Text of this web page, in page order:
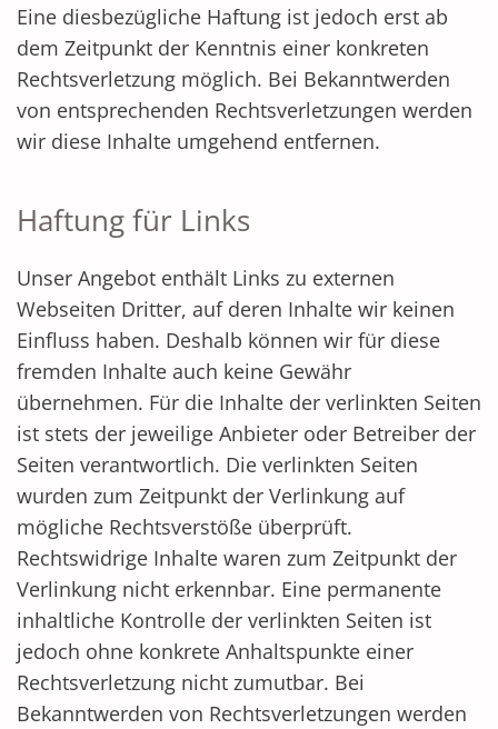
Eine diesbezügliche Haftung ist jedoch erst ab
dem Zeitpunkt der Kenntnis einer konkreten
Rechtsverletzung möglich. Bei Bekanntwerden
von entsprechenden Rechtsverletzungen werden
wir diese Inhalte umgehend entfernen.
Haftung für Links
Unser Angebot enthält Links zu externen
Webseiten Dritter, auf deren Inhalte wir keinen
Einfluss haben. Deshalb können wir für diese
fremden Inhalte auch keine Gewähr
übernehmen. Für die Inhalte der verlinkten Seiten
ist stets der jeweilige Anbieter oder Betreiber der
Seiten verantwortlich. Die verlinkten Seiten
wurden zum Zeitpunkt der Verlinkung auf
mögliche Rechtsverstöße überprüft.
Rechtswidrige Inhalte waren zum Zeitpunkt der
Verlinkung nicht erkennbar. Eine permanente
inhaltliche Kontrolle der verlinkten Seiten ist
jedoch ohne konkrete Anhaltspunkte einer
Rechtsverletzung nicht zumutbar. Bei
Bekanntwerden von Rechtsverletzungen werden